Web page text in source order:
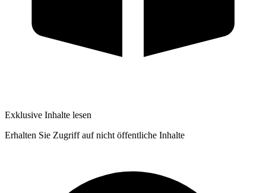
Exklusive Inhalte lesen
Erhalten Sie Zugriff auf nicht öffentliche Inhalte